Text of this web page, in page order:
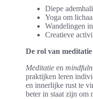
Diepe
Yoga om
Wandelingen
Creatieve
De rol van
Meditatie en
praktijken leren
en innerlijke rust te
beter in staat zijn om